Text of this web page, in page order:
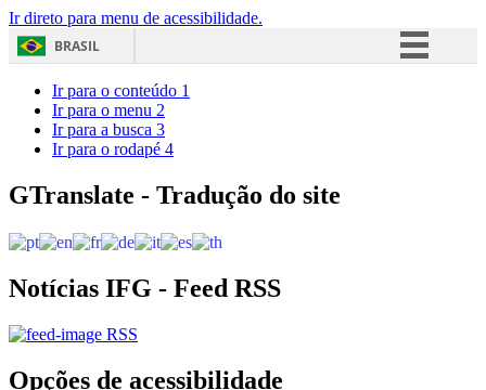
Ir direto para menu de acessibilidade.
BRASIL
Acesso à informação
Ir para o conteúdo 1
Ir para o menu 2
Ir para a busca 3
Ir para o rodapé 4
GTranslate - Tradução do site
Notícias IFG - Feed RSS
RSS
Opções de acessibilidade